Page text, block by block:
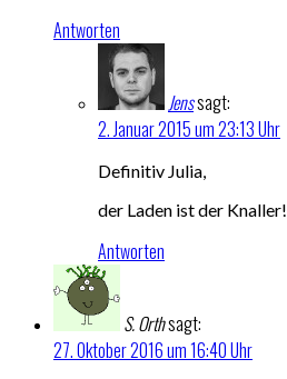
Antworten
Jenssagt:
2. Januar 2015 um 23:13 Uhr
Definitiv Julia,
der Laden ist der Knaller!
Antworten
S. Orthsagt:
27. Oktober 2016 um 16:40 Uhr